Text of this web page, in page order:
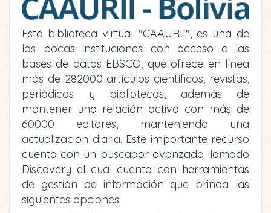
Esta biblioteca virtual "CAAURII", es una de
las pocas instituciones con acceso a las
bases de datos EBSCO, que ofrece en línea
más de 282000 artículos científicos, revistas,
periódicos y bibliotecas, además de
mantener una relación activa con más de
60000 editores, manteniendo una
actualización diaria. Este importante recurso
cuenta con un buscador avanzado llamado
Discovery el cual cuenta con herramientas
de gestión de información que brinda las
siguientes opciones: